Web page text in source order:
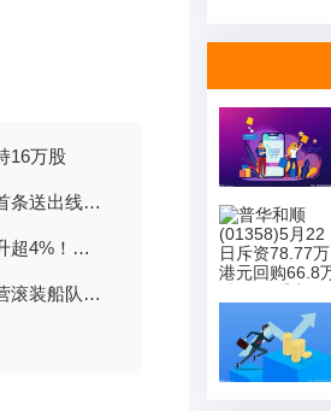
16万股
最新消息：甘浙特高压受端配套工程首条送出线路贯通
联合水务突遭大额资金护盘，尾盘拉升超4%！公司控股股东拟2.58亿元转让6%股份，受让方系上海交大背景私募
中国汽车出口狂飙，头部车企建造自营滚装船队，自由现金流ETF华夏（159201）广泛覆盖汽车，交通运输等行业